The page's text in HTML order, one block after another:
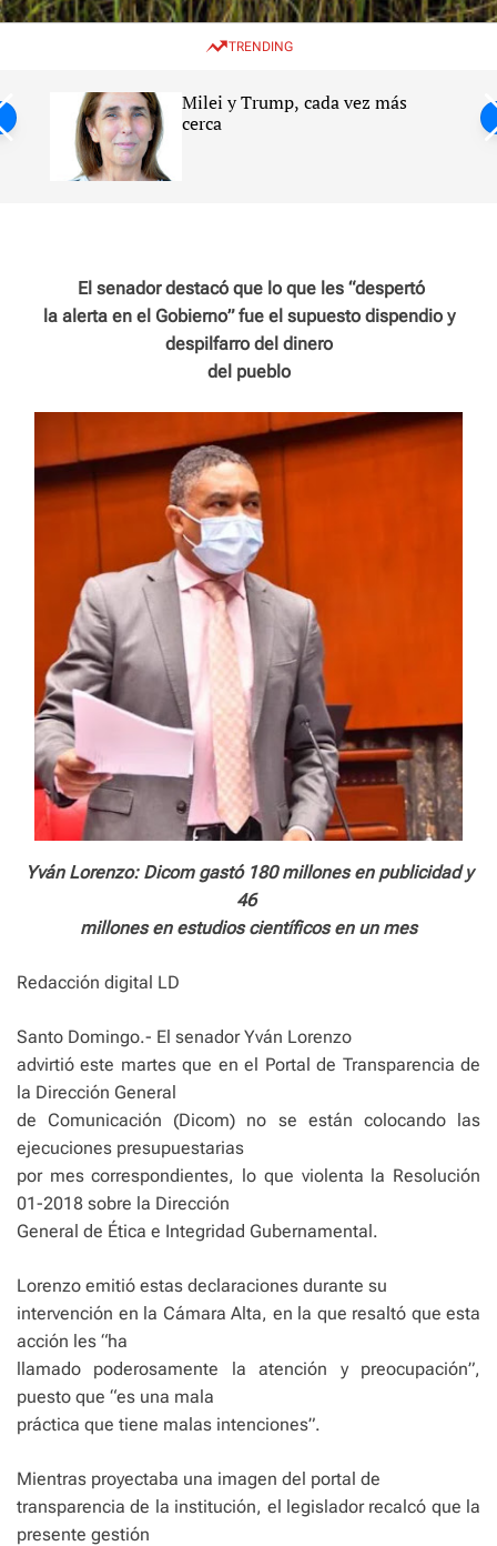
w
c
e
e
TRENDING
Milei y Trump, cada vez más
cerca
El senador destacó que lo que les “despertó
la alerta en el Gobierno” fue el supuesto dispendio y
despilfarro del dinero
del pueblo
Yván Lorenzo: Dicom gastó 180 millones en publicidad y
46
millones en estudios científicos en un mes
Redacción digital LD
Santo Domingo.- El senador Yván Lorenzo
advirtió este martes que en el Portal de Transparencia de
la Dirección General
de Comunicación (Dicom) no se están colocando las
ejecuciones presupuestarias
por mes correspondientes, lo que violenta la Resolución
01-2018 sobre la Dirección
General de Ética e Integridad Gubernamental.
Lorenzo emitió estas declaraciones durante su
intervención en la Cámara Alta, en la que resaltó que esta
acción les “ha
llamado poderosamente la atención y preocupación”,
puesto que “es una mala
práctica que tiene malas intenciones”.
Mientras proyectaba una imagen del portal de
transparencia de la institución, el legislador recalcó que la
presente gestión